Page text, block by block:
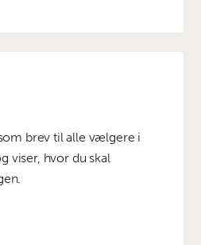
brev til alle vælgere i
viser, hvor du skal